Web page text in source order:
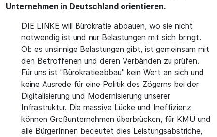
Unternehmen in Deutschland orientieren.
DIE LINKE will Bürokratie abbauen, wo sie nicht
notwendig ist und nur Belastungen mit sich bringt.
Ob es unsinnige Belastungen gibt, ist gemeinsam mit
den Betroffenen und deren Verbänden zu prüfen.
Für uns ist "Bürokratieabbau" kein Wert an sich und
keine Ausrede für eine Politik des Zögerns bei der
Digitalisierung und Modernisierung unserer
Infrastruktur. Die massive Lücke und Ineffizienz
können Großunternehmen überbrücken, für KMU und
alle BürgerInnen bedeutet dies Leistungsabstriche,